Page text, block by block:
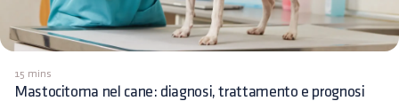
15 mins
Mastocitoma nel cane: diagnosi, trattamento e prognosi